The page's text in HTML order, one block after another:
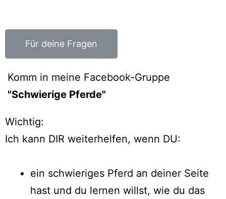
Für deine Fragen
Komm in meine Facebook-Gruppe
"Schwierige Pferde"
Wichtig:
Ich kann DIR weiterhelfen, wenn DU:
ein schwieriges Pferd an deiner Seite
hast und du lernen willst, wie du das